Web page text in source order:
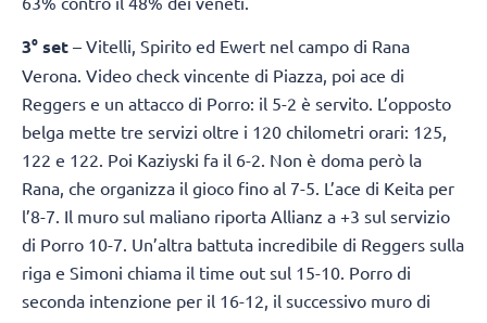
3° set – Vitelli, Spirito ed Ewert nel campo di Rana
Verona. Video check vincente di Piazza, poi ace di
Reggers e un attacco di Porro: il 5-2 è servito. L’opposto
belga mette tre servizi oltre i 120 chilometri orari: 125,
122 e 122. Poi Kaziyski fa il 6-2. Non è doma però la
Rana, che organizza il gioco fino al 7-5. L’ace di Keita per
l’8-7. Il muro sul maliano riporta Allianz a +3 sul servizio
di Porro 10-7. Un’altra battuta incredibile di Reggers sulla
riga e Simoni chiama il time out sul 15-10. Porro di
seconda intenzione per il 16-12, il successivo muro di